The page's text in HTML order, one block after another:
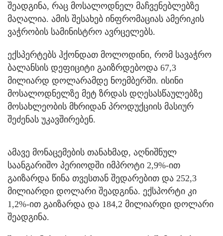
შეადგინა, რაც მოსალოდნელ მაჩვენებლებზე
მაღალია. ამის შესახებ ინფრომაციას ამერიკის
ვაჭრობის სამინისტრო ავრცელებს.
ექსპერტებს ჰქონდათ მოლოდინი, რომ სავაჭრო
ბალანსის დეფიციტი გაიზრდებოდა 67,3
მილიარდ დოლარამდე ნოემბერში. ისინი
მოსალოდნელზე მეტ ზრდას დღესასწაულებზე
მოსახლეობის მხრიდან პროდუქციის მასიურ
შეძენას უკავშირებენ.
ამავე მონაცემების თანახმად, აღნიშნულ
საანგარიშო პერიოდში იმპროტი 2,9%-ით
გაიზარდა წინა თვესთან შედარებით და 252,3
მილიარდი დოლარი შეადგინა. ექსპორტი კი
1,2%-ით გაიზარდა და 184,2 მილიარდი დოლარი
შეადგინა.